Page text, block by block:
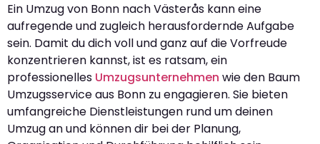
Ein Umzug von Bonn nach Västerås kann eine
aufregende und zugleich herausfordernde Aufgabe
sein. Damit du dich voll und ganz auf die Vorfreude
konzentrieren kannst, ist es ratsam, ein
professionelles Umzugsunternehmen wie den Baum
Umzugsservice aus Bonn zu engagieren. Sie bieten
umfangreiche Dienstleistungen rund um deinen
Umzug an und können dir bei der Planung,